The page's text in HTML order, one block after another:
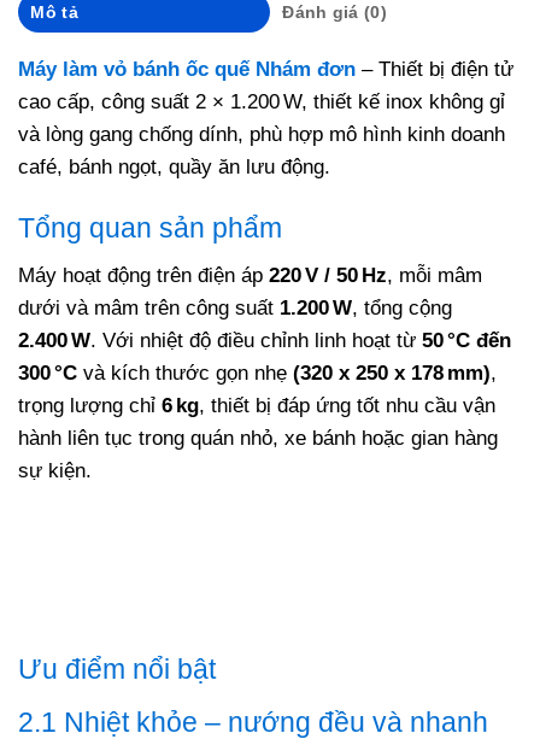
Mô tả Đánh giá (0)
Máy làm vỏ bánh ốc quế Nhám đơn – Thiết bị điện tử
cao cấp, công suất 2 × 1.200 W, thiết kế inox không gỉ
và lòng gang chống dính, phù hợp mô hình kinh doanh
café, bánh ngọt, quầy ăn lưu động.
Tổng quan sản phẩm
Máy hoạt động trên điện áp 220 V / 50 Hz, mỗi mâm
dưới và mâm trên công suất 1.200 W, tổng cộng
2.400 W. Với nhiệt độ điều chỉnh linh hoạt từ 50 °C đến
300 °C và kích thước gọn nhẹ (320 x 250 x 178 mm),
trọng lượng chỉ 6 kg, thiết bị đáp ứng tốt nhu cầu vận
hành liên tục trong quán nhỏ, xe bánh hoặc gian hàng
sự kiện.
Ưu điểm nổi bật
2.1 Nhiệt khỏe – nướng đều và nhanh